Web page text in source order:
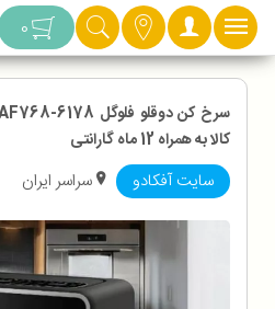
دسته بندی 0
کالا به همراه 12 ماه گارانتی
سایت آفکادو سراسر ایران